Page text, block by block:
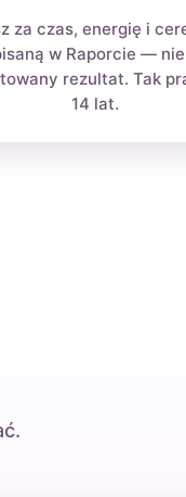
za czas, energię i
w Raporcie —
rezultat. Tak
14 lat.